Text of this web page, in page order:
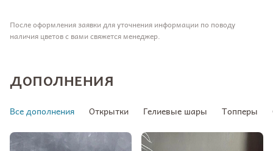
После оформления заявки для уточнения информации по поводу
наличия цветов с вами свяжется менеджер.
ДОПОЛНЕНИЯ
Все дополнения Открытки Гелиевые шары Топперы